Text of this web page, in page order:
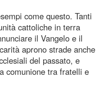
come questo. Tanti
cattoliche in terra
il Vangelo e il
aprono strade anche
del passato, e
comunione tra fratelli e